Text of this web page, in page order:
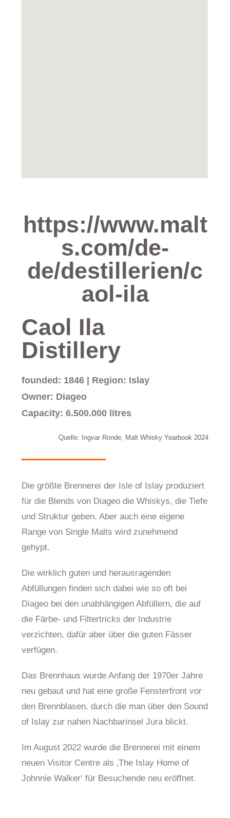
https://www.malt
s.com/de-
de/destillerien/c
aol-ila
Caol Ila
Distillery
founded: 1846 | Region: Islay
Owner: Diageo
Capacity: 6.500.000 litres
Quelle: Ingvar Ronde, Malt Whisky Yearbook 2024
Die größte Brennerei der Isle of Islay produziert
für die Blends von Diageo die Whiskys, die Tiefe
und Struktur geben. Aber auch eine eigene
Range von Single Malts wird zunehmend
gehypt.
Die wirklich guten und herausragenden
Abfüllungen finden sich dabei wie so oft bei
Diageo bei den unabhängigen Abfüllern, die auf
die Färbe- und Filtertricks der Industrie
verzichten, dafür aber über die guten Fässer
verfügen.
Das Brennhaus wurde Anfang der 1970er Jahre
neu gebaut und hat eine große Fensterfront vor
den Brennblasen, durch die man über den Sound
of Islay zur nahen Nachbarinsel Jura blickt.
Im August 2022 wurde die Brennerei mit einem
neuen Visitor Centre als ‚The Islay Home of
Johnnie Walker‘ für Besuchende neu eröffnet.